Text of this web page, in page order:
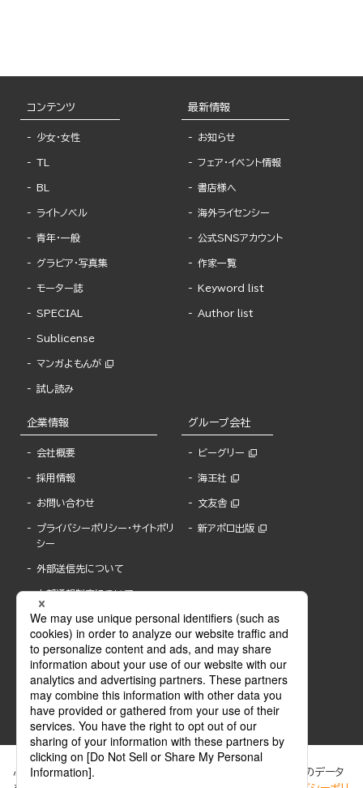
コンテンツ
少女・女性
TL
BL
ライトノベル
青年・一般
グラビア・写真集
モーター誌
SPECIAL
Sublicense
マンガよもんが
試し読み
最新情報
お知らせ
フェア・イベント情報
書店様へ
海外ライセンシー
公式SNSアカウント
作家一覧
Keyword list
Author list
企業情報
会社概要
採用情報
お問い合わせ
プライバシーポリシー・サイトポリ
シー
外部送信先について
内部通報制度について
グループ会社
ビーグリー
海王社
文友舎
新アポロ出版
ぶんか社が運営するサイトでは、利便性向上のためにCookie等のデータ